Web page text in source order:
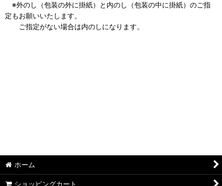
※外のし（包装の外に掛紙）と内のし（包装の中に掛紙）のご指
定もお願いいたします。
ご指定がない場合は内のしになります。
ホーム
ショッピングカート